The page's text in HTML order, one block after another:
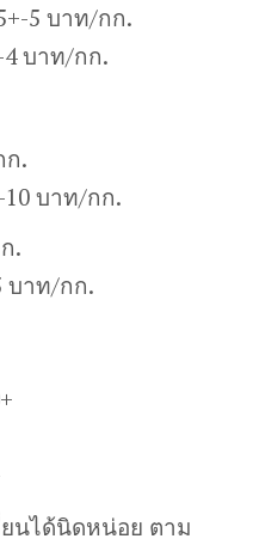
5 บาท/กก.
4 บาท/กก.
ก.
บาท/กก.
.
บาท/กก.
นได้นิดหน่อย ตาม